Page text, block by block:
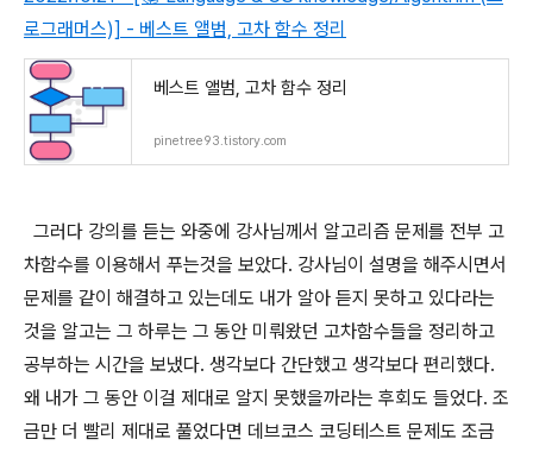
로그래머스)] - 베스트 앨범, 고차 함수 정리
베스트 앨범, 고차 함수 정리
pinetree93.tistory.com
그러다 강의를 듣는 와중에 강사님께서 알고리즘 문제를 전부 고
차함수를 이용해서 푸는것을 보았다. 강사님이 설명을 해주시면서
문제를 같이 해결하고 있는데도 내가 알아 듣지 못하고 있다라는
것을 알고는 그 하루는 그 동안 미뤄왔던 고차함수들을 정리하고
공부하는 시간을 보냈다. 생각보다 간단했고 생각보다 편리했다.
왜 내가 그 동안 이걸 제대로 알지 못했을까라는 후회도 들었다. 조
금만 더 빨리 제대로 풀었다면 데브코스 코딩테스트 문제도 조금